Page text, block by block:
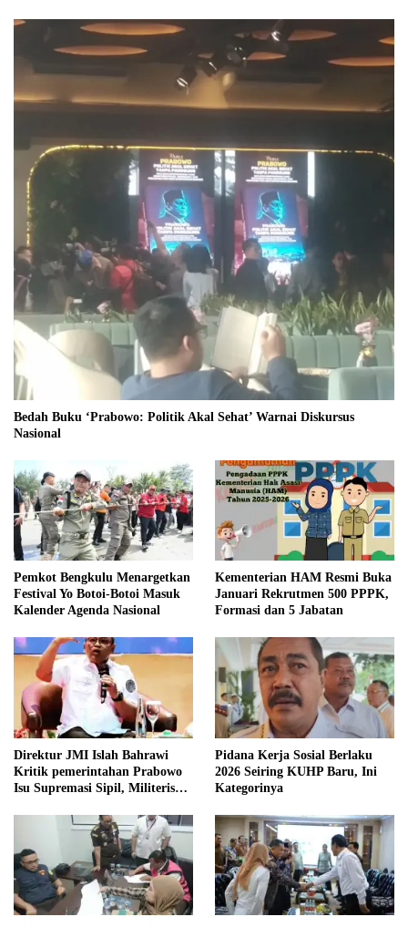
Bedah Buku ‘Prabowo: Politik Akal Sehat’ Warnai Diskursus
Nasional
Pemkot Bengkulu Menargetkan
Festival Yo Botoi-Botoi Masuk
Kalender Agenda Nasional
Kementerian HAM Resmi Buka
Januari Rekrutmen 500 PPPK,
Formasi dan 5 Jabatan
Direktur JMI Islah Bahrawi
Kritik pemerintahan Prabowo
Isu Supremasi Sipil, Militerisasi,
Pidana Kerja Sosial Berlaku
2026 Seiring KUHP Baru, Ini
Kategorinya